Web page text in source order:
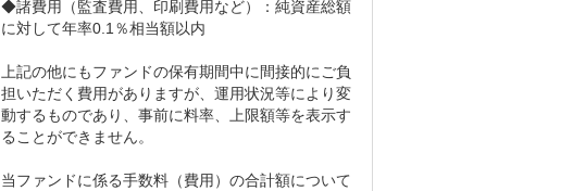
◆諸費用（監査費用、印刷費用など）：純資産総額
に対して年率0.1％相当額以内
上記の他にもファンドの保有期間中に間接的にご負
担いただく費用がありますが、運用状況等により変
動するものであり、事前に料率、上限額等を表示す
ることができません。
当ファンドに係る手数料（費用）の合計額について